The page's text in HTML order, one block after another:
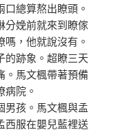
總算熬出瞭頭。
娩前就來到瞭傢
，他就說沒有。
跡象。超瞭三天
。馬文楓帶著預備
院。
孩。馬文楓與孟
西服在嬰兒藍裡送